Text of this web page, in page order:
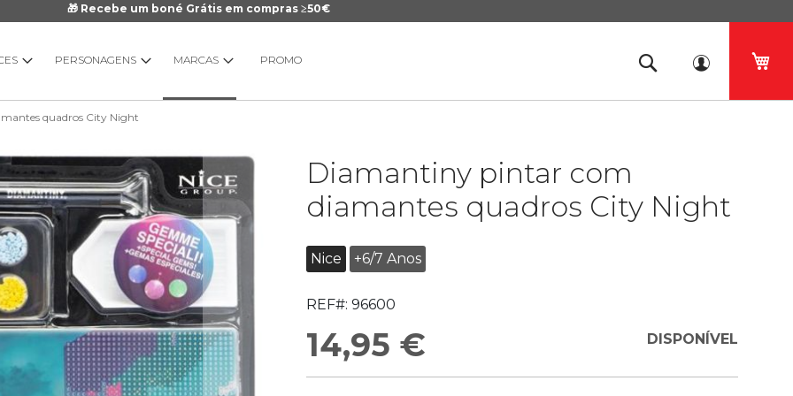
🎁 Recebe um boné Grátis em compras ≥50€
PERSONAGENS MARCAS PROMO
quadros City Night
Diamantiny pintar com
diamantes quadros City Night
Nice +6/7 Anos
REF#: 96600
14,95 € DISPONÍVEL
início
Galeria
imagens